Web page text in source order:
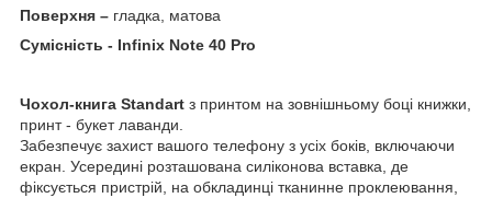
Поверхня – гладка, матова
Сумісність - Infinix Note 40 Pro
Чохол-книга Standart з принтом на зовнішньому боці книжки,
принт - букет лаванди.
Забезпечує захист вашого телефону з усіх боків, включаючи
екран. Усередині розташована силіконова вставка, де
фіксується пристрій, на обкладинці тканинне проклеювання,